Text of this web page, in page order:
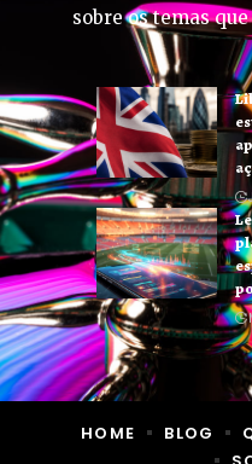
sobre os temas
HOME BLOG